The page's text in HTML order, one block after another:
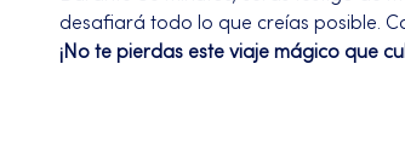
desafiará todo lo que creías posible.
¡No te pierdas este viaje mágico que